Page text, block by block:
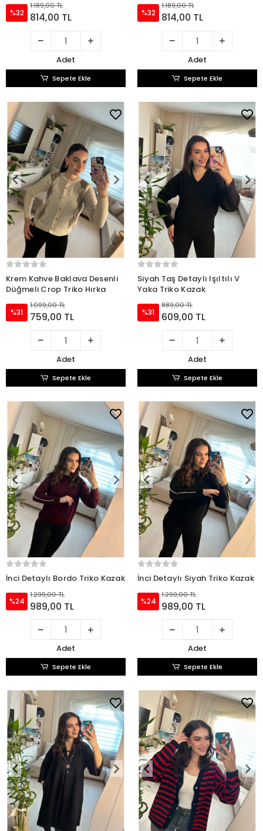
%32
1.189,00 TL
814,00 TL
Adet
Sepete Ekle
%32
1.189,00 TL
814,00 TL
Adet
Sepete Ekle
Krem Kahve Baklava Desenli
Düğmeli Crop Triko Hırka
%31
1.099,00 TL
759,00 TL
Adet
Sepete Ekle
Siyah Taş Detaylı Işıltılı V
Yaka Triko Kazak
%31
889,00 TL
609,00 TL
Adet
Sepete Ekle
İnci Detaylı Bordo Triko Kazak
%24
1.299,00 TL
989,00 TL
Adet
Sepete Ekle
İnci Detaylı Siyah Triko Kazak
%24
1.299,00 TL
989,00 TL
Adet
Sepete Ekle